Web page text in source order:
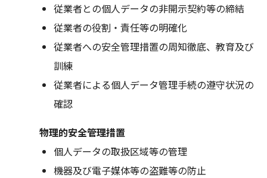
従業者との個人データの非開示契約等の締結
従業者の役割・責任等の明確化
従業者への安全管理措置の周知徹底、教育及び
訓練
従業者による個人データ管理手続の遵守状況の
確認
物理的安全管理措置
個人データの取扱区域等の管理
機器及び電子媒体等の盗難等の防止